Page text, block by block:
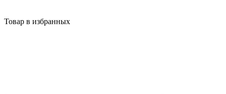
Товар в избранных